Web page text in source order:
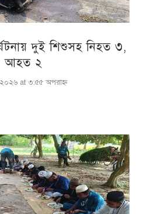
দুই শিশুসহ নিহত ৩,
আহত ২
at ৩:৫৫ অপরাহ্ণ